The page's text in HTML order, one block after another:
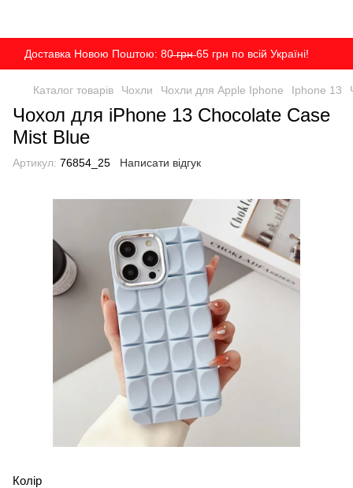
Доставка Новою Поштою: 80̶ ̶г̶р̶н̶ 65 грн по всій Україні!
Каталог товарів Чохли Чохли для Apple Iphone Iphone 13
Чохол для iPhone 13 Chocolate Case
Mist Blue
Артикул: 76854_25 Написати відгук
Колір